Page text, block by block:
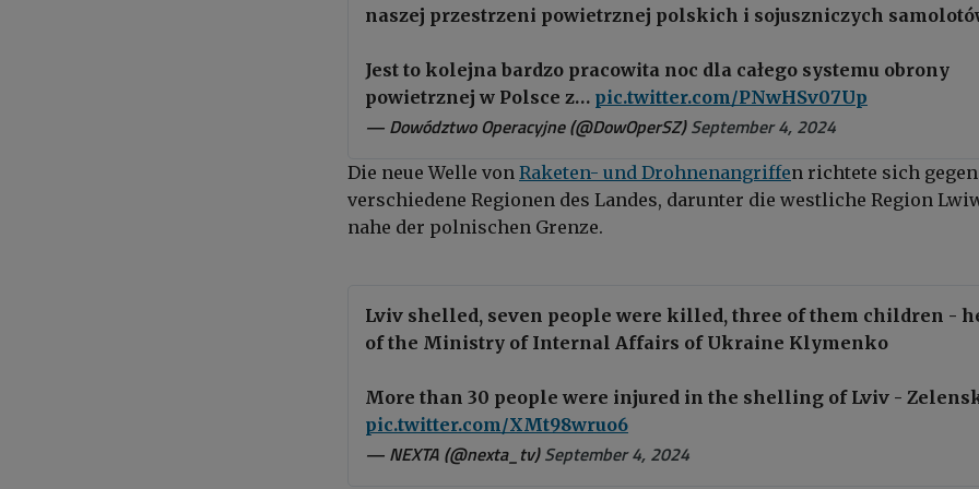
naszej przestrzeni powietrznej polskich i sojuszniczych
Jest to kolejna bardzo pracowita noc dla całego systemu obrony
powietrznej w Polsce z… pic.twitter.com/PNwHSv07Up
— Dowództwo Operacyjne (@DowOperSZ)September 4, 2024
Die neue Welle von Raketen- und Drohnenangriffen richtete sich gegen
verschiedene Regionen des Landes, darunter die westliche Region
nahe der polnischen Grenze.
Lviv shelled, seven people were killed, three of them children -
of the Ministry of Internal Affairs of Ukraine Klymenko
More than 30 people were injured in the shelling of Lviv -
pic.twitter.com/XMt98wruo6
— NEXTA (@nexta_tv)September 4, 2024